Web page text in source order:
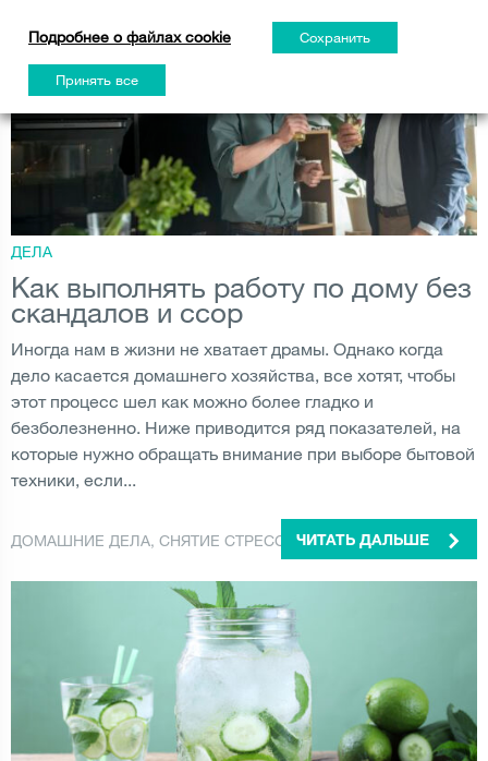
ДЕЛА
Как выполнять работу по дому без
скандалов и ссор
Иногда нам в жизни не хватает драмы. Однако когда
дело касается домашнего хозяйства, все хотят, чтобы
этот процесс шел как можно более гладко и
безболезненно. Ниже приводится ряд показателей, на
которые нужно обращать внимание при выборе бытовой
техники, если...
ДОМАШНИЕ ДЕЛА, СНЯТИЕ СТРЕССА ,СТИЛЬ ЖИЗНИ
ЧИТАТЬ ДАЛЬШЕ
Подробнее о файлах cookie Сохранить
Принять все